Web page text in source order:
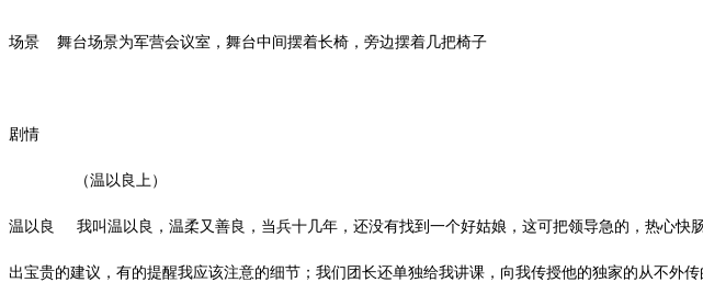
场景 舞台场景为军营会议室，舞台中间摆着长椅，旁边摆着几把椅子
剧情
（温以良上）
温以良 我叫温以良，温柔又善良，当兵十几年，还没有找到一个好姑娘，这可把领导急的，热心快
出宝贵的建议，有的提醒我应该注意的细节；我们团长还单独给我讲课，向我传授他的独家的从不